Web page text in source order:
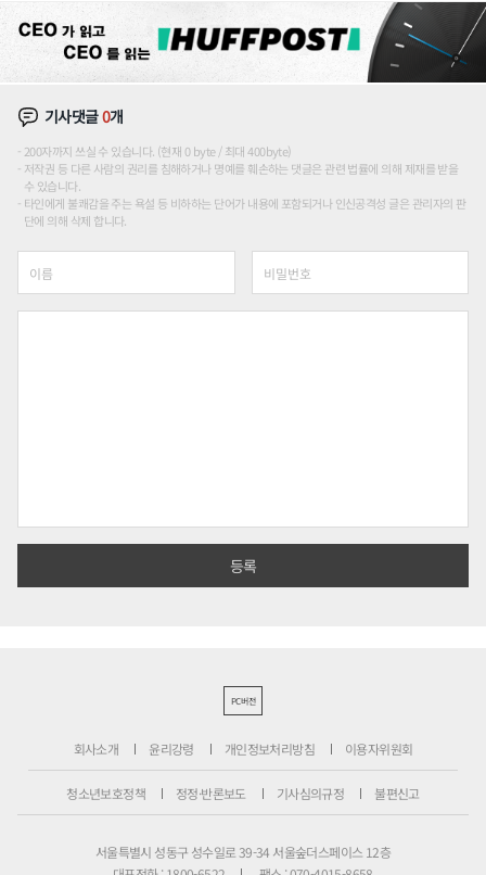
기사댓글0개
200자까지 쓰실 수 있습니다. (현재 0 byte / 최대 400byte)
저작권 등 다른 사람의 권리를 침해하거나 명예를 훼손하는 댓글은 관련 법률에 의해 제재를 받을
수 있습니다.
타인에게 불쾌감을 주는 욕설 등 비하하는 단어가 내용에 포함되거나 인신공격성 글은 관리자의 판
단에 의해 삭제 합니다.
PC버전
회사소개 윤리강령 개인정보처리방침 이용자위원회
청소년보호정책 정정·반론보도 기사심의규정 불편신고
서울특별시 성동구 성수일로 39-34 서울숲더스페이스 12층